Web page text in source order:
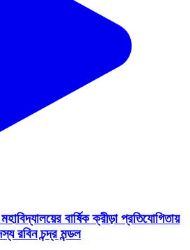
বার্ষিক ক্রীড়া প্রতিযোগিতায়
রবিন চন্দ্র মন্ডল